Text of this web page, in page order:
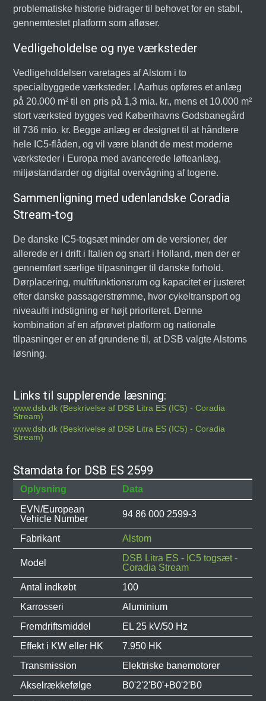
problematiske historie bidrager til behovet for en stabil,
gennemtestet platform som afløser.
Vedligeholdelse og nye værksteder
Vedligeholdelsen varetages af Alstom i to
specialbyggede værksteder. I Aarhus opføres et anlæg
på 20.000 m² til en pris på 1,3 mia. kr., mens et 10.000 m²
stort værksted bygges ved Københavns Godsbanegård
til 736 mio. kr. Begge anlæg er designet til at håndtere
hele IC5-flåden, og vil være blandt de mest moderne
værksteder i Europa med avancerede løfteanlæg,
miljøstandarder og digital overvågning af togene.
Sammenligning med udenlandske Coradia
Stream-tog
De danske IC5-togsæt minder om de versioner, der
allerede er i drift i Italien og snart i Holland, men der er
gennemført særlige tilpasninger til danske forhold.
Dørplacering, multifunktionsrum og kapacitet er justeret
efter danske passagerstrømme, hvor cykeltransport og
niveaufri indstigning er højt prioriteret. Denne
kombination af en afprøvet platform og nationale
tilpasninger er en af grundene til, at DSB valgte Alstoms
løsning.
Links til supplerende læsning:
www.dsb.dk (Beskrivelse af DSB Litra ES (IC5) - Coradia
Stream)
www.dsb.dk (Beskrivelse af DSB Litra ES (IC5) - Coradia
Stream)
Stamdata for DSB ES 2599
Oplysning
Data
EVN/European
Vehicle Number
94 86 000 2599-3
Fabrikant Alstom
Model
DSB Litra ES - IC5 togsæt -
Coradia Stream
Antal indkøbt
100
Karrosseri
Aluminium
Fremdriftsmiddel
EL 25 kV/50 Hz
Effekt i KW eller HK
7.950 HK
Transmission
Elektriske banemotorer
Akselrækkefølge
B0'2'2'B0'+B0'2'B0